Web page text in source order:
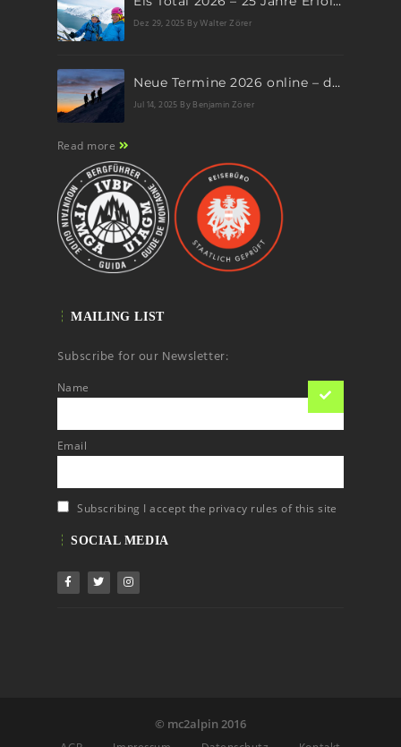
Dez 29, 2025 By Walter Zörer
Neue Termine 2026 online – dein nächstes Abenteuer wartet!
Jul 14, 2025 By Benjamin Zörer
Read more
MAILING LIST
Subscribe for our Newsletter:
Name
Email
Subscribing I accept the privacy rules of this site
SOCIAL MEDIA
© mc2alpin 2016